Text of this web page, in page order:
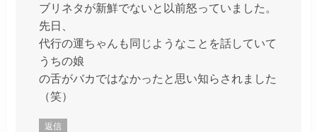
ブリネタが新鮮でないと以前怒っていました。
先日、
代行の運ちゃんも同じようなことを話していて
うちの娘
の舌がバカではなかったと思い知らされました
（笑）
返信